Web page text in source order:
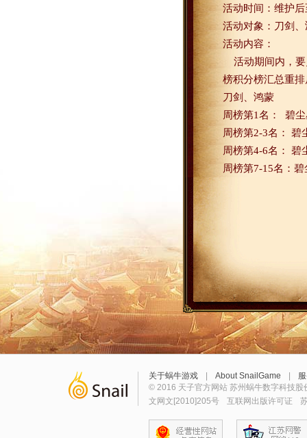
活动时间：维护后
活动对象：刀剑、
活动内容：
活动期间内，
榜积分榜汇总重
刀剑、鸿蒙
周榜第1名：
碧
周榜第2-3名： 碧
周榜第4-6名： 碧
周榜第7-15名：碧
关于蜗牛游戏 About SnailGame
© 2016 天子官方网站 苏州蜗牛数字科技
文网文[2010]205号
互联网出版许可证